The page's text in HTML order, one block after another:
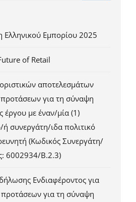
Ελληνικού Εμπορίου 2025
of Retail
αποτελεσμάτων
για τη σύναψη
έργου με έναν/μία (1)
ή συνεργάτη/ιδα πολιτικό
(Κωδικός Συνεργάτη/
6002934/Β.2.3)
Ενδιαφέροντος για
για τη σύναψη